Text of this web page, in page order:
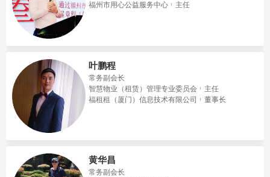
福州市用心公益服务中心
主任
叶鹏程
常务副会长
智慧物业（租赁）管理专业委员会
主任
福租租（厦门）信息技术有限公司
董事长
黄华昌
常务副会长